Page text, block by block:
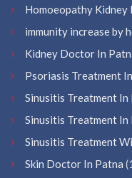
Homoeopathy Kidney
immunity increase by
Kidney Doctor In
Psoriasis Treatment
Sinusitis Treatment In
Sinusitis Treatment In
Sinusitis Treatment
Skin Doctor In Patna